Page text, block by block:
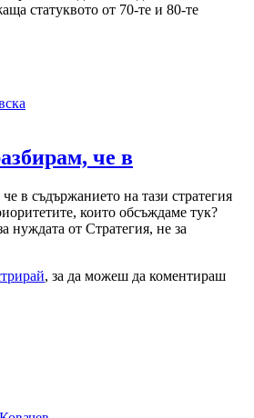
статуквото от 70-те и 80-те
че в
в съдържанието на тази стратегия
които обсъждаме тук?
нуждата от Стратегия, не за
, за да можеш да коментираш